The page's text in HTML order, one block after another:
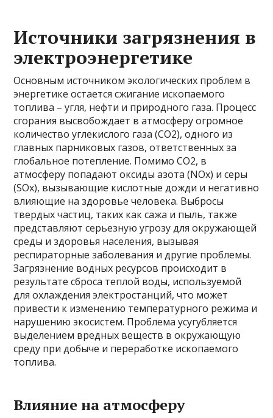
Источники загрязнения в
электроэнергетике
Основным источником экологических проблем в
энергетике остается сжигание ископаемого
топлива – угля, нефти и природного газа. Процесс
сгорания высвобождает в атмосферу огромное
количество углекислого газа (CO2), одного из
главных парниковых газов, ответственных за
глобальное потепление. Помимо CO2, в
атмосферу попадают оксиды азота (NOx) и серы
(SOx), вызывающие кислотные дожди и негативно
влияющие на здоровье человека. Выбросы
твердых частиц, таких как сажа и пыль, также
представляют серьезную угрозу для окружающей
среды и здоровья населения, вызывая
респираторные заболевания и другие проблемы.
Загрязнение водных ресурсов происходит в
результате сброса теплой воды, используемой
для охлаждения электростанций, что может
привести к изменению температурного режима и
нарушению экосистем. Проблема усугубляется
выделением вредных веществ в окружающую
среду при добыче и переработке ископаемого
топлива.
Влияние на атмосферу